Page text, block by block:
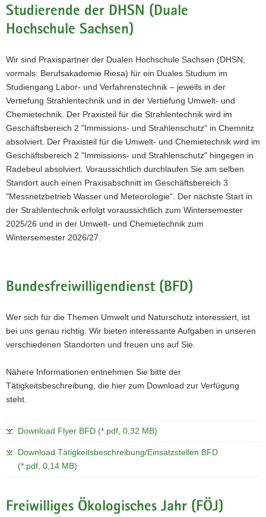
Studierende der DHSN (Duale
Hochschule Sachsen)
Wir sind Praxispartner der Dualen Hochschule Sachsen (DHSN,
vormals: Berufsakademie Riesa) für ein Duales Studium im
Studiengang Labor- und Verfahrenstechnik – jeweils in der
Vertiefung Strahlentechnik und in der Vertiefung Umwelt- und
Chemietechnik. Der Praxisteil für die Strahlentechnik wird im
Geschäftsbereich 2 "Immissions- und Strahlenschutz" in Chemnitz
absolviert. Der Praxisteil für die Umwelt- und Chemietechnik wird im
Geschäftsbereich 2 "Immissions- und Strahlenschutz" hingegen in
Radebeul absolviert. Voraussichtlich durchlaufen Sie am selben
Standort auch einen Praxisabschnitt im Geschäftsbereich 3
"Messnetzbetrieb Wasser und Meteorologie". Der nächste Start in
der Strahlentechnik erfolgt voraussichtlich zum Wintersemester
2025/26 und in der Umwelt- und Chemietechnik zum
Wintersemester 2026/27.
Bundesfreiwilligendienst (BFD)
Wer sich für die Themen Umwelt und Naturschutz interessiert, ist
bei uns genau richtig. Wir bieten interessante Aufgaben in unseren
verschiedenen Standorten und freuen uns auf Sie.
Nähere Informationen entnehmen Sie bitte der
Tätigkeitsbeschreibung, die hier zum Download zur Verfügung
steht.
Download Flyer BFD (*.pdf, 0,32 MB)
Download Tätigkeitsbeschreibung/Einsatzstellen BFD
(*.pdf, 0,14 MB)
Freiwilliges Ökologisches Jahr (FÖJ)